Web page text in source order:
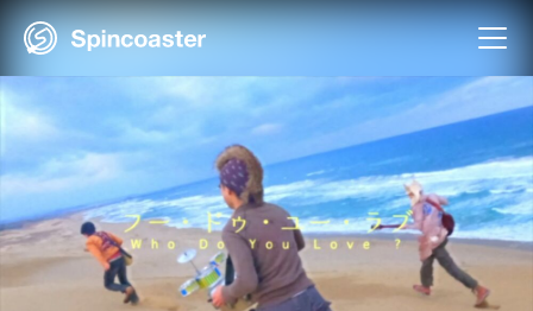
Skip